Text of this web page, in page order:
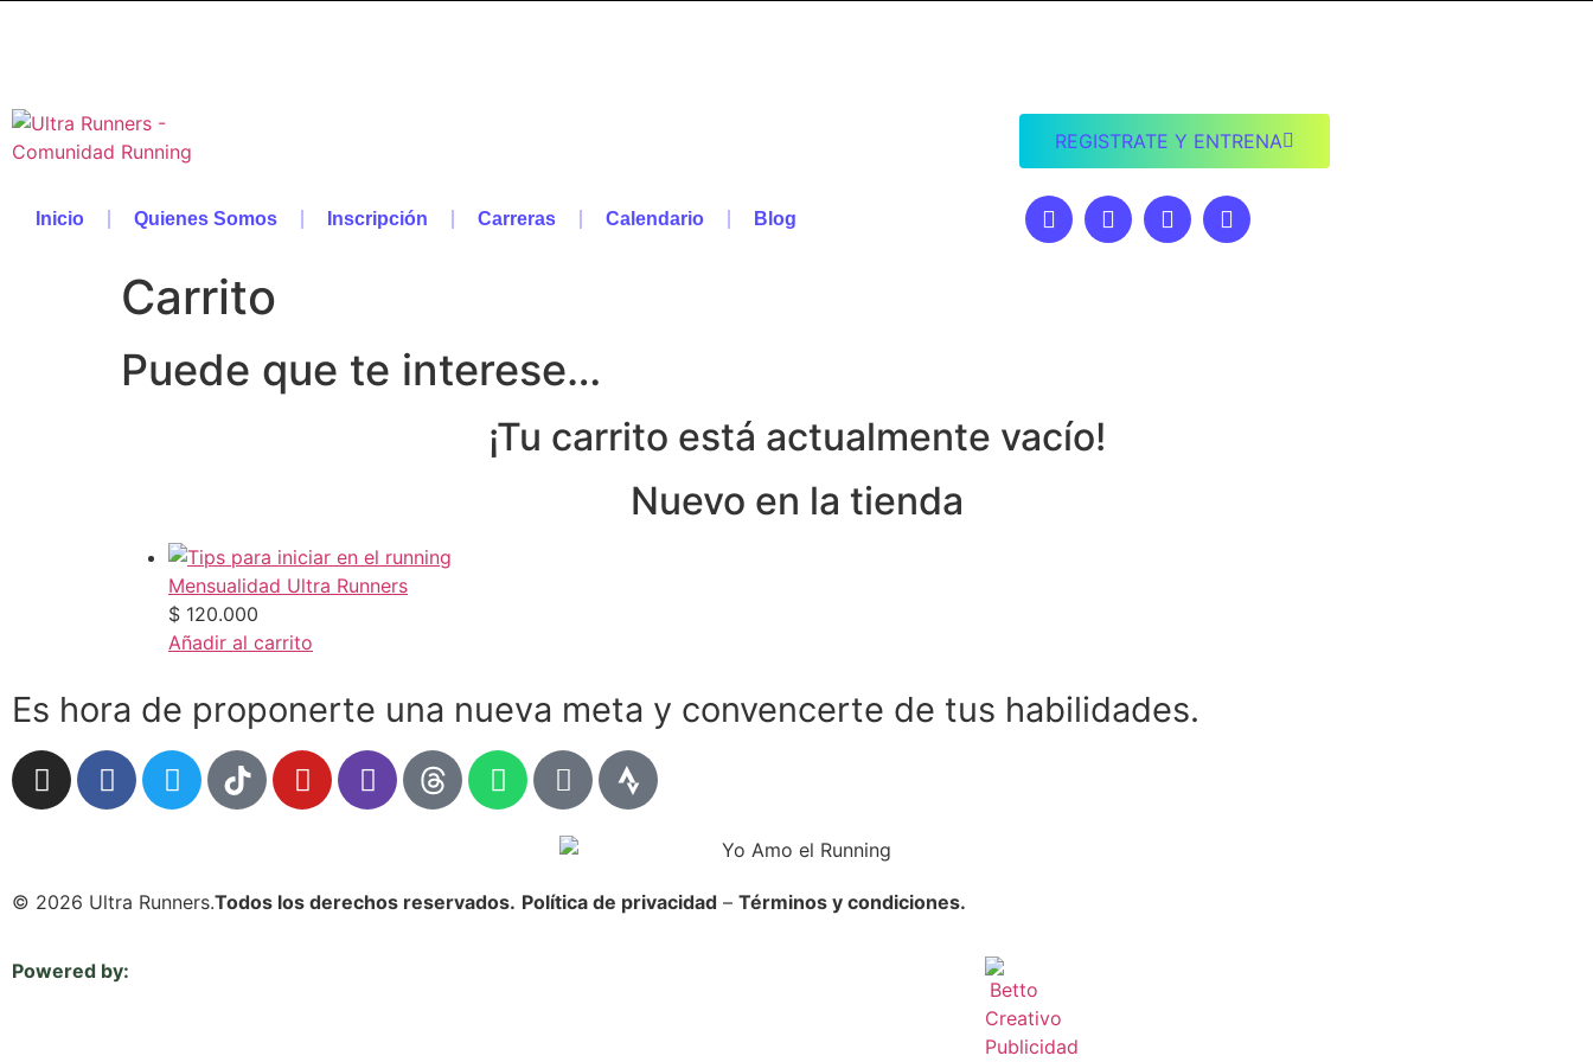
REGISTRATE Y ENTRENA
Inicio Quienes Somos Inscripción Carreras Calendario Blog
Carrito
Puede que te interese…
¡Tu carrito está actualmente vacío!
Nuevo en la tienda
Mensualidad Ultra Runners
$ 120.000
Añadir al carrito
Es hora de proponerte una nueva meta y convencerte de tus habilidades.
© 2026 Ultra Runners.Todos los derechos reservados. Política de privacidad – Términos y condiciones.
Powered by: